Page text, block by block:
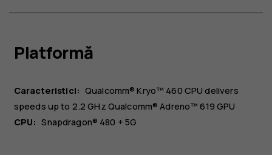
Platformă
Caracteristici: Qualcomm® Kryo™ 460 CPU delivers
speeds up to 2.2 GHz Qualcomm® Adreno™ 619 GPU
CPU: Snapdragon® 480 + 5G